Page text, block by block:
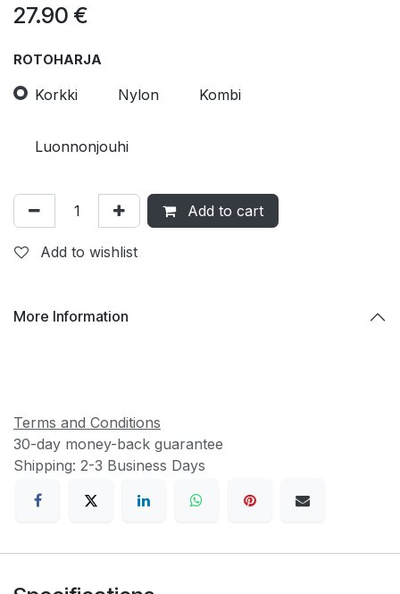
27.90 €
ROTOHARJA
Korkki Nylon Kombi
Luonnonjouhi
Add to cart
Add to wishlist
More Information
Terms and Conditions
30-day money-back guarantee
Shipping: 2-3 Business Days